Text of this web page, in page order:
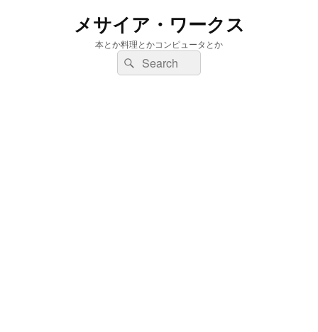
メサイア・ワークス
本とか料理とかコンピュータとか
検
索:
検
索